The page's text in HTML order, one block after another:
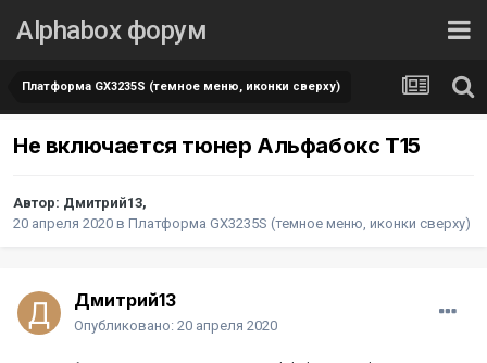
Alphabox форум
Платформа GX3235S (темное меню, иконки сверху)
Не включается тюнер Альфабокс Т15
Автор: Дмитрий13,
20 апреля 2020 в Платформа GX3235S (темное меню, иконки сверху)
Дмитрий13
Опубликовано: 20 апреля 2020